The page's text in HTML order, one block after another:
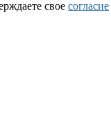
свое согласие